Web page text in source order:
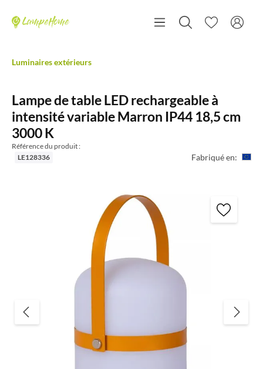
Luminaires extérieurs
Lampe de table LED rechargeable à
intensité variable Marron IP44 18,5 cm
3000 K
Référence du produit :
LE128336
Fabriqué en: